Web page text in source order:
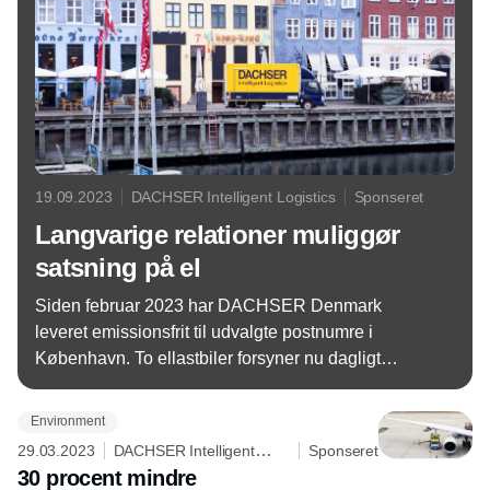
19.09.2023 DACHSER Intelligent Logistics Sponseret
Langvarige relationer muliggør
satsning på el
Siden februar 2023 har DACHSER Denmark
leveret emissionsfrit til udvalgte postnumre i
København. To ellastbiler forsyner nu dagligt
logistikleverandøren må den grønne omstilling i
transportbranchen ske gradvist for virkelig at være
Environment
29.03.2023
DACHSER Intelligent
Logistics
Sponseret
30 procent mindre